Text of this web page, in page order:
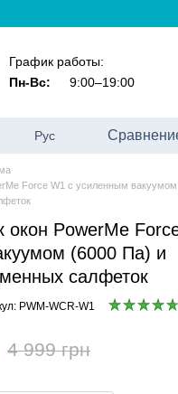
График работы:
Пн-Вс:
9:00–19:00
Рус
Force W1 с усиленным
окон PowerMe
(6000 Па) и
салфеток
PWM-WCR-W1
4 999 грн